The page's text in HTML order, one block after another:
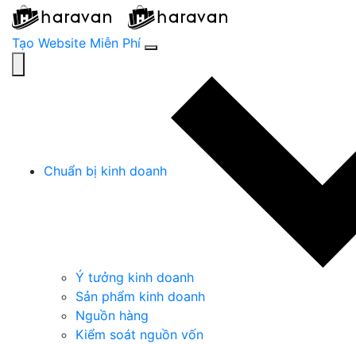
Tạo Website Miễn Phí
Chuẩn bị kinh doanh
Ý tưởng kinh doanh
Sản phẩm kinh doanh
Nguồn hàng
Kiểm soát nguồn vốn